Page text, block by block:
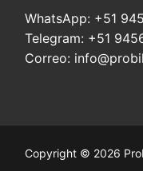
WhatsApp: +51
Telegram: +51
Correo:
Copyright © 2026